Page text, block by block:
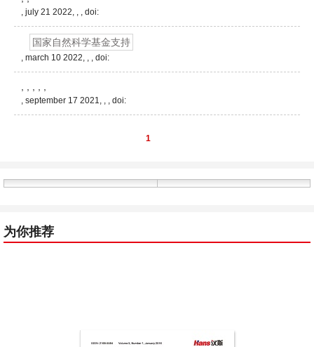
, july 21 2022, , , doi:
国家自然科学基金支持
, march 10 2022, , , doi:
, september 17 2021, , , doi:
1
为你推荐